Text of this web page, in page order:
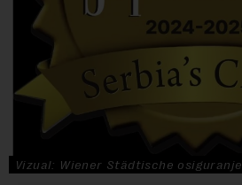
Vizual: Wiener Städtische osiguranje